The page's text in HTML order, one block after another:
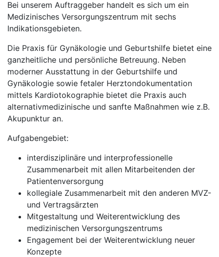
Bei unserem Auftraggeber handelt es sich um ein
Medizinisches Versorgungszentrum mit sechs
Indikationsgebieten.
Die Praxis für Gynäkologie und Geburtshilfe bietet eine
ganzheitliche und persönliche Betreuung. Neben
moderner Ausstattung in der Geburtshilfe und
Gynäkologie sowie fetaler Herztondokumentation
mittels Kardiotokographie bietet die Praxis auch
alternativmedizinische und sanfte Maßnahmen wie z.B.
Akupunktur an.
Aufgabengebiet:
interdisziplinäre und interprofessionelle
Zusammenarbeit mit allen Mitarbeitenden der
Patientenversorgung
kollegiale Zusammenarbeit mit den anderen MVZ-
und Vertragsärzten
Mitgestaltung und Weiterentwicklung des
medizinischen Versorgungszentrums
Engagement bei der Weiterentwicklung neuer
Konzepte